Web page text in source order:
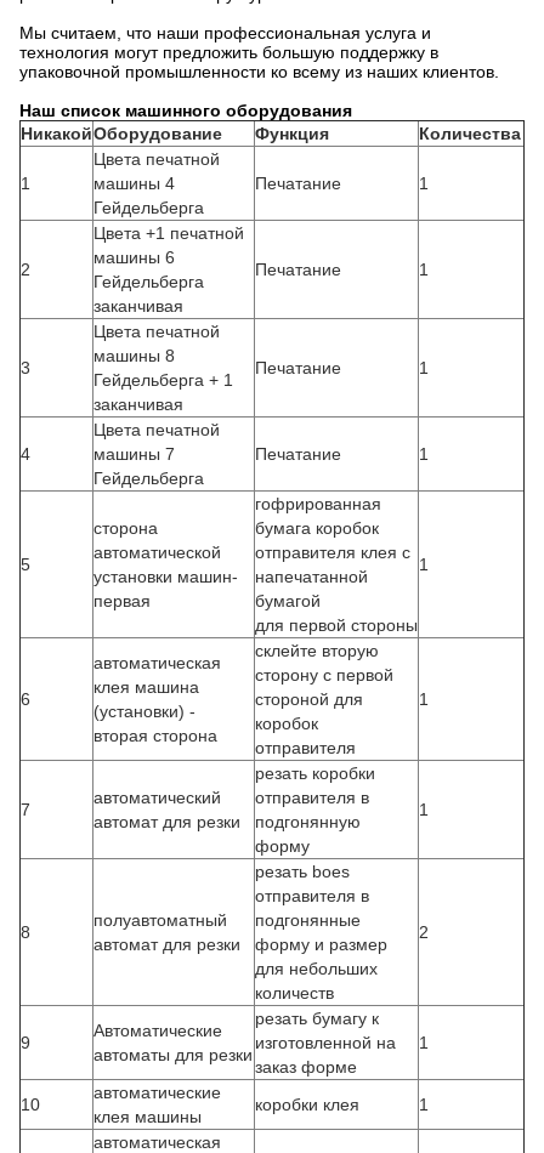
Мы считаем, что наши профессиональная услуга и
технология могут предложить большую поддержку в
упаковочной промышленности ко всему из наших клиентов.
Наш список машинного оборудования
НикакойОборудование Функция Количества
1
Цвета печатной
машины 4
Гейдельберга
Печатание 1
2
Цвета +1 печатной
машины 6
Гейдельберга
заканчивая
Печатание 1
3
Цвета печатной
машины 8
Гейдельберга + 1
заканчивая
Печатание 1
4
Цвета печатной
машины 7
Гейдельберга
Печатание 1
5
сторона
автоматической
установки машин-
первая
гофрированная
бумага коробок
отправителя клея с
напечатанной
бумагой
для первой стороны
1
6
автоматическая
клея машина
(установки) -
вторая сторона
склейте вторую
сторону с первой
стороной для
коробок
отправителя
1
7
автоматический
автомат для резки
резать коробки
отправителя в
подгонянную
форму
1
8
полуавтоматный
автомат для резки
резать boes
отправителя в
подгонянные
форму и размер
для небольших
количеств
2
9
Автоматические
автоматы для резки
резать бумагу к
изготовленной на
заказ форме
1
10
автоматические
клея машины
коробки клея 1
автоматическая